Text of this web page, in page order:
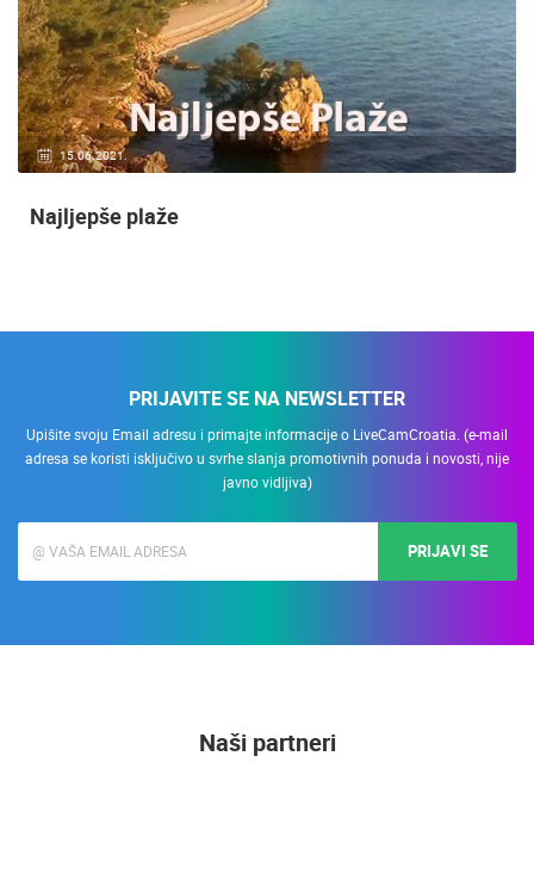
15.06.2021.
Najljepše plaže
PRIJAVITE SE NA NEWSLETTER
Upišite svoju Email adresu i primajte informacije o LiveCamCroatia. (e-mail
adresa se koristi isključivo u svrhe slanja promotivnih ponuda i novosti, nije
javno vidljiva)
PRIJAVI SE
Naši partneri